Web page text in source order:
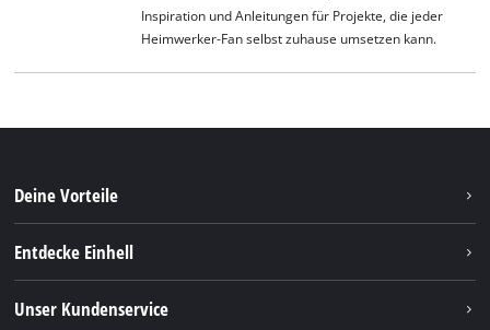
Inspiration und Anleitungen für Projekte, die jeder
Heimwerker-Fan selbst zuhause umsetzen kann.
Deine Vorteile
Entdecke Einhell
Unser Kundenservice